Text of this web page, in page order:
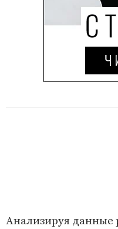
Анализируя данные